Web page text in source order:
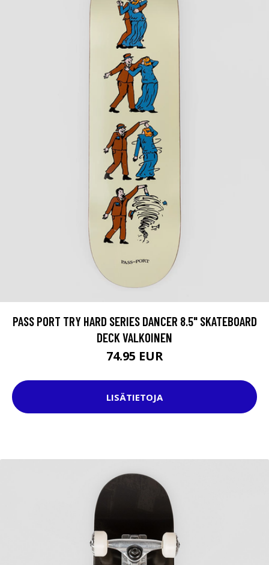
PASS PORT TRY HARD SERIES DANCER 8.5" SKATEBOARD
DECK VALKOINEN
74.95 EUR
LISÄTIETOJA